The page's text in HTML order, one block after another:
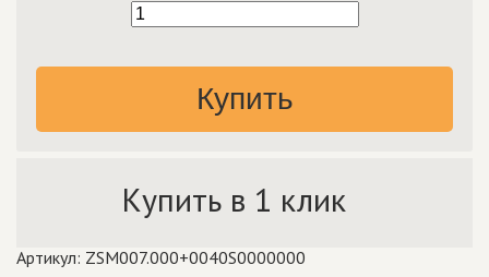
Купить
Купить в 1 клик
Артикул: ZSM007.000+0040S0000000